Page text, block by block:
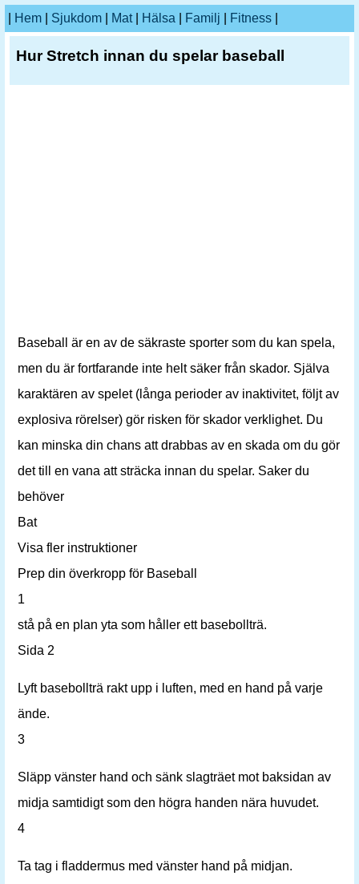
Hem Sjukdom Mat| Hälsa Familj Fitness
Hur Stretch innan du spelar baseball
Baseball är en av de säkraste sporter som du kan spela,
men du är fortfarande inte helt säker från skador. Själva
karaktären av spelet (långa perioder av inaktivitet, följt av
explosiva rörelser) gör risken för skador verklighet. Du
kan minska din chans att drabbas av en skada om du gör
det till en vana att sträcka innan du spelar. Saker du
behöver
Bat
Visa fler instruktioner
Prep din överkropp för Baseball
1
stå på en plan yta som håller ett basebollträ.
Sida 2
Lyft basebollträ rakt upp i luften, med en hand på varje
ände.
3
Släpp vänster hand och sänk slagträet mot baksidan av
midja samtidigt som den högra handen nära huvudet.
4
Ta tag i fladdermus med vänster hand på midjan.